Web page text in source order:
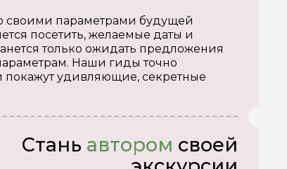
своими параметрами будущей
посетить, желаемые даты и
только ожидать предложения
Наши гиды точно
покажут удивляющие, секретные
Стань автором своей